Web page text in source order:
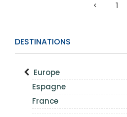
DESTINATIONS
Europe
Espagne
France
1